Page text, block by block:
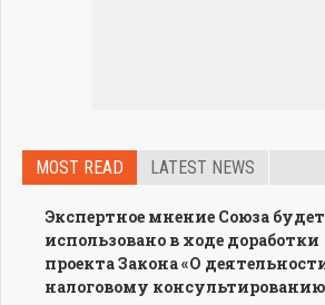
MOST READ LATEST NEWS
Экспертное мнение Союза будет
использовано в ходе доработки
проекта Закона «О
налоговому